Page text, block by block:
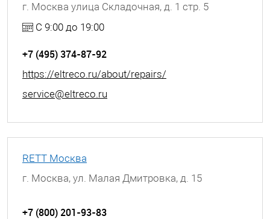
г. Москва улица Складочная, д. 1 стр. 5
С 9:00 до 19:00
+7 (495) 374-87-92
https://eltreco.ru/about/repairs/
service@eltreco.ru
RETT Москва
г. Москва, ул. Малая Дмитровка, д. 15
+7 (800) 201-93-83